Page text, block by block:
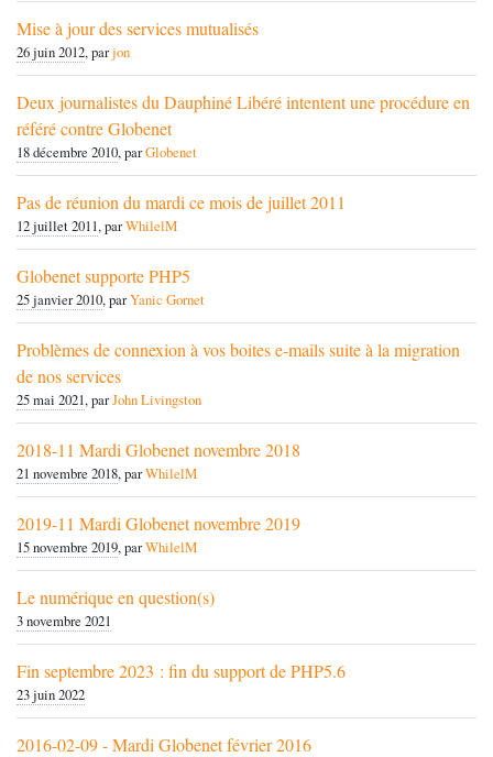
Mise à jour des services mutualisés
26 juin 2012, parjon
Deux journalistes du Dauphiné Libéré intentent une procédure en
référé contre Globenet
18 décembre 2010, parGlobenet
Pas de réunion du mardi ce mois de juillet 2011
12 juillet 2011, parWhilelM
Globenet supporte PHP5
25 janvier 2010, parYanic Gornet
Problèmes de connexion à vos boites e-mails suite à la migration
de nos services
25 mai 2021, parJohn Livingston
2018-11 Mardi Globenet novembre 2018
21 novembre 2018, parWhilelM
2019-11 Mardi Globenet novembre 2019
15 novembre 2019, parWhilelM
Le numérique en question(s)
3 novembre 2021
Fin septembre 2023 : fin du support de PHP5.6
23 juin 2022
2016-02-09 - Mardi Globenet février 2016